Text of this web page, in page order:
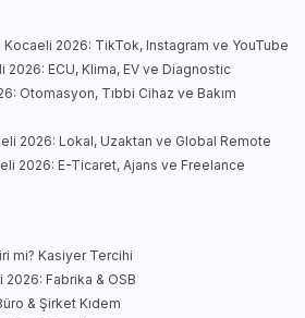
Kocaeli 2026: TikTok, Instagram ve YouTube
2026: ECU, Klima, EV ve Diagnostic
Otomasyon, Tıbbi Cihaz ve Bakım
2026: Lokal, Uzaktan ve Global Remote
2026: E-Ticaret, Ajans ve Freelance
mi? Kasiyer Tercihi
Fabrika & OSB
& Şirket Kıdem